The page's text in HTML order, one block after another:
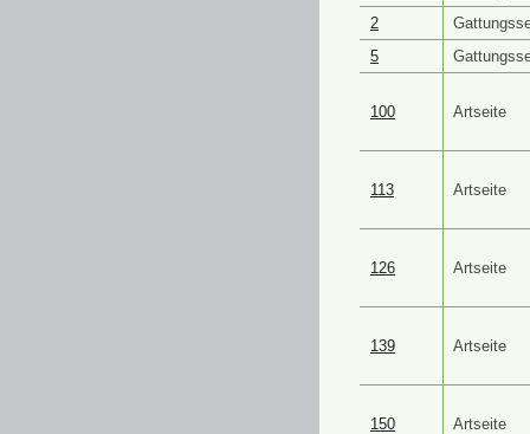
2
5
100 Artseite
113 Artseite
126 Artseite
139 Artseite
150 Artseite